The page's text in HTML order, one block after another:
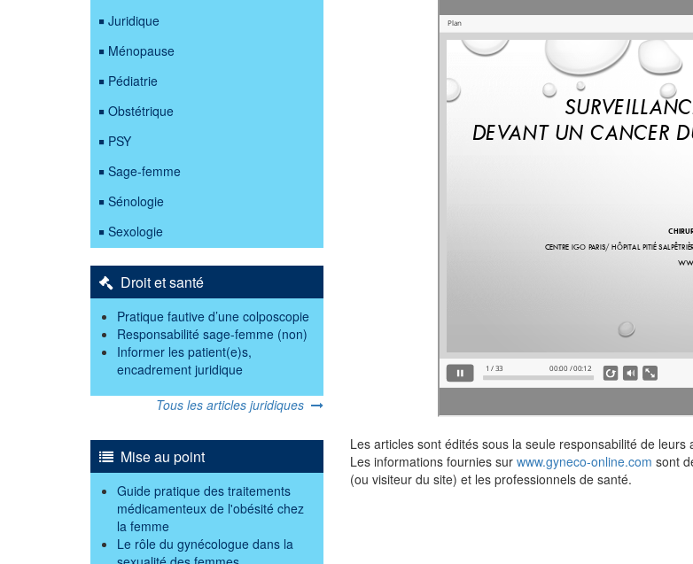
Les articles sont édités sous la seule responsabilité de leurs
Les informations fournies sur www.gyneco-online.com sont
(ou visiteur du site) et les professionnels de santé.
Juridique
Ménopause
Pédiatrie
Obstétrique
PSY
Sage-femme
Sénologie
Sexologie
Droit et santé
Pratique fautive d’une colposcopie
Responsabilité sage-femme (non)
Informer les patient(e)s,
encadrement juridique
Tous les articles juridiques
Mise au point
Guide pratique des traitements
médicamenteux de l'obésité chez
la femme
Le rôle du gynécologue dans la